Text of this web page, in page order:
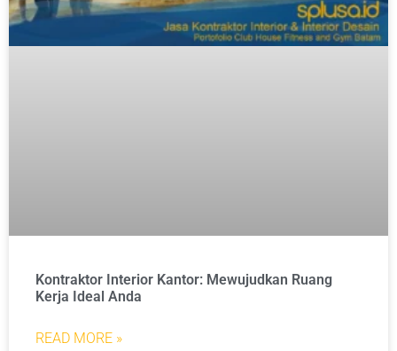
Kontraktor Interior Kantor: Mewujudkan Ruang
Kerja Ideal Anda
READ MORE »